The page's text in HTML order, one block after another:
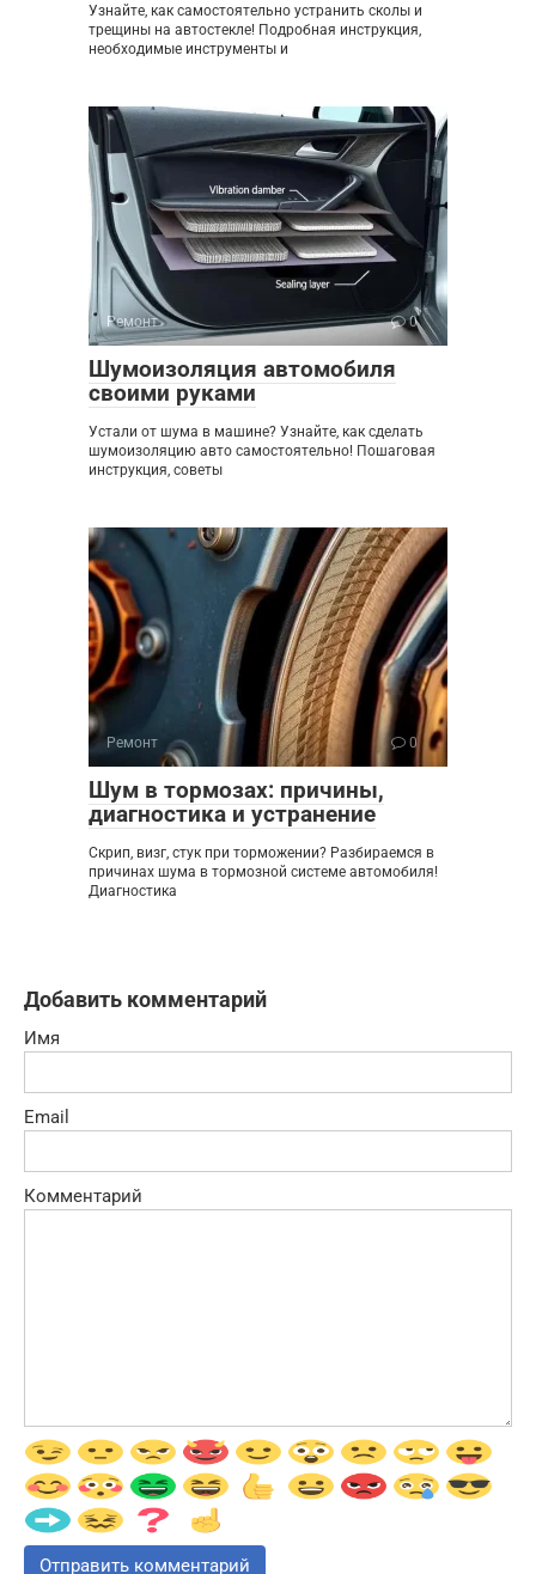
Узнайте, как самостоятельно устранить сколы и
трещины на автостекле! Подробная инструкция,
необходимые инструменты и
Ремонт 0
Шумоизоляция автомобиля
своими руками
Устали от шума в машине? Узнайте, как сделать
шумоизоляцию авто самостоятельно! Пошаговая
инструкция, советы
Ремонт 0
Шум в тормозах: причины,
диагностика и устранение
Скрип, визг, стук при торможении? Разбираемся в
причинах шума в тормозной системе автомобиля!
Диагностика
Добавить комментарий
Имя
Email
Комментарий